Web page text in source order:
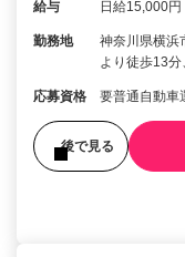
給与 日給15,000円
勤務地
神奈川県横浜
より徒歩13分
応募資格 要普通自動
後で見る